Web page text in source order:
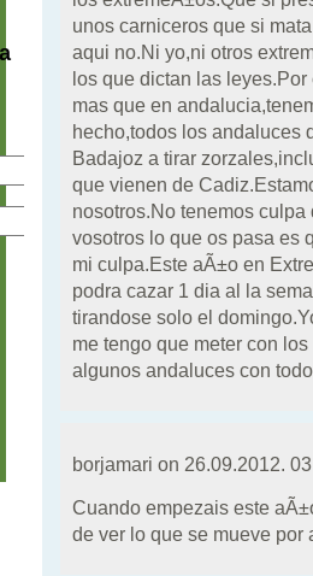
unos carniceros que si
aqui no.Ni yo,ni otros
los que dictan las
mas que en
hecho,todos los andaluces
Badajoz a tirar
que vienen de
nosotros.No tenemos
vosotros lo que os pasa es
mi culpa.Este aÃ±o en
podra cazar 1 dia al la
tirandose solo el
me tengo que meter con
algunos andaluces con
borjamari on 26.09.2012.
Cuando empezais este
de ver lo que se mueve por